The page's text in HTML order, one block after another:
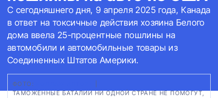
С сегодняшнего дня, 9 апреля 2025 года, Канада
в ответ на токсичные действия хозяина Белого
дома ввела 25-процентные пошлины на
автомобили и автомобильные товары из
Соединенных Штатов Америки.
ФОТО:
ТАМОЖЕННЫЕ БАТАЛИИ НИ ОДНОЙ СТРАНЕ НЕ ПОМОГУТ,